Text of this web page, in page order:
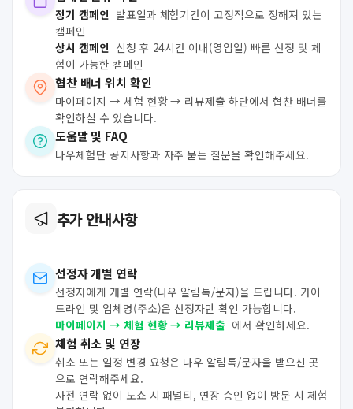
정기 캠페인 발표일과 체험기간이 고정적으로 정해져 있는
캠페인
상시 캠페인 신청 후 24시간 이내(영업일) 빠른 선정 및 체
험이 가능한 캠페인
협찬 배너 위치 확인
마이페이지 → 체험 현황 → 리뷰제출 하단에서 협찬 배너를
확인하실 수 있습니다.
도움말 및 FAQ
나우체험단 공지사항과 자주 묻는 질문을 확인해주세요.
추가 안내사항
선정자 개별 연락
선정자에게 개별 연락(나우 알림톡/문자)을 드립니다. 가이
드라인 및 업체명(주소)은 선정자만 확인 가능합니다.
마이페이지 → 체험 현황 → 리뷰제출 에서 확인하세요.
체험 취소 및 연장
취소 또는 일정 변경 요청은 나우 알림톡/문자을 받으신 곳
으로 연락해주세요.
사전 연락 없이 노쇼 시 패널티, 연장 승인 없이 방문 시 체험